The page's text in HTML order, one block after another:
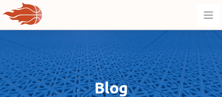
au
contenu
Blog